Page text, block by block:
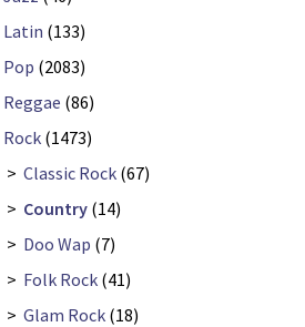
Latin (133)
Pop (2083)
Reggae (86)
Rock (1473)
> Classic Rock (67)
> Country (14)
> Doo Wap (7)
> Folk Rock (41)
> Glam Rock (18)